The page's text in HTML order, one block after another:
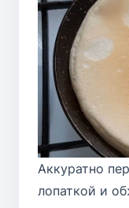
Аккуратно
лопаткой и